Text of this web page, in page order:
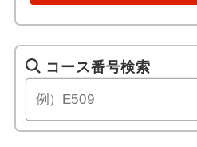
バンベルグ
シュトゥットガルト
ネルトリンゲン
世界遺産
歴史
美術館・博物館
寺社・札所めぐり
コース番号検索